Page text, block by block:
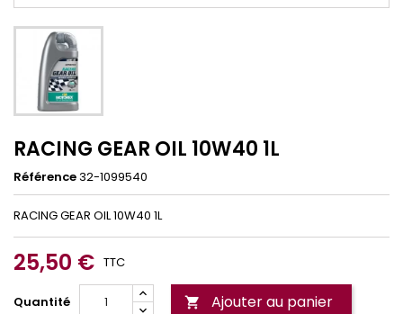
RACING GEAR OIL 10W40 1L
Référence32-1099540
RACING GEAR OIL 10W40 1L
25,50 € TTC
Quantité  Ajouter au panier